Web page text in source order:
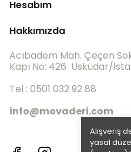
Alışveriş
yasal
Hesabım
Hakkımızda
Acıbadem Mah. Çeçen
Kapı No: 426 Üsküdar/
Tel : 0501 032 92 88
info@movaderi.com